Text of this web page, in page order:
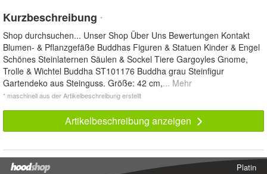
Kurzbeschreibung *
Shop durchsuchen... Unser Shop Über Uns Bewertungen Kontakt
Blumen- & Pflanzgefäße Buddhas Figuren & Statuen Kinder & Engel
Schönes Steinlaternen Säulen & Sockel Tiere Gargoyles Gnome,
Trolle & Wichtel Buddha ST101176 Buddha grau Steinfigur
Gartendeko aus Steinguss. Größe: 42 cm,... Mehr
* maschinell aus der Artikelbeschreibung erstellt
Artikelbeschreibung anzeigen
Platin